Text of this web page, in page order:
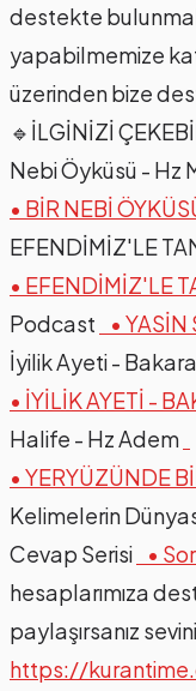
destekte
yapabilmemize
üzerinden bize
🔹İLGİNİZİ
Nebi Öyküsü - Hz
• BİR NEBİ
EFENDİMİZ'LE
• EFENDİMİZ'LE
Podcast
• YASİN
İyilik Ayeti -
• İYİLİK AYETİ -
Halife - Hz Adem
• YERYÜZÜNDE
Kelimelerin
Cevap Serisi
•
hesaplarımıza
paylaşırsanız
https://